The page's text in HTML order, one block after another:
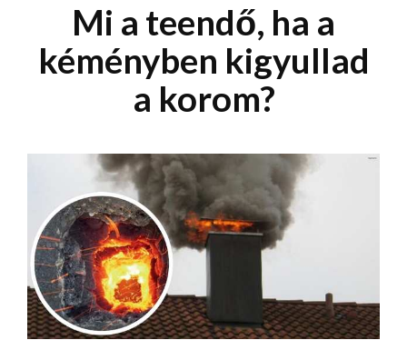
Mi a teendő, ha a
kéményben kigyullad
a korom?